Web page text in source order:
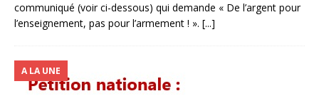
communiqué (voir ci-dessous) qui demande « De l’argent pour
l’enseignement, pas pour l’armement ! ». [...]
A LA UNE